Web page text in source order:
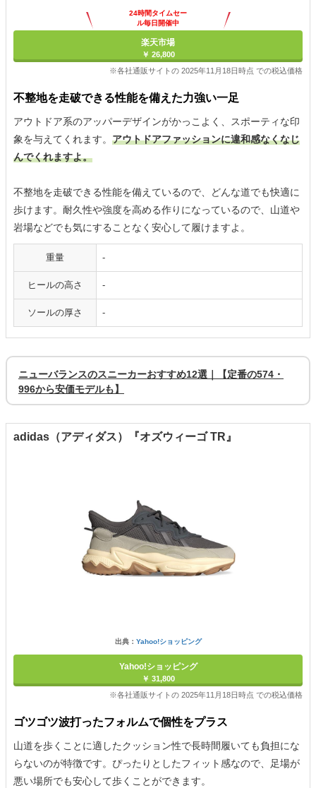
24時間タイムセー
ル毎日開催中
楽天市場
￥ 26,800
※各社通販サイトの 2025年11月18日時点 での税込価格
不整地を走破できる性能を備えた力強い一足
アウトドア系のアッパーデザインがかっこよく、スポーティな印
象を与えてくれます。 アウトドアファッションに違和感なくなじ
んでくれますよ。
不整地を走破できる性能を備えているので、どんな道でも快適に
歩けます。耐久性や強度を高める作りになっているので、山道や
岩場などでも気にすることなく安心して履けますよ。
重量 -
ヒールの高さ -
ソールの厚さ -
ニューバランスのスニーカーおすすめ12選｜【定番の574・
996から安価モデルも】
adidas（アディダス）『オズウィーゴ TR』
出典： Yahoo!ショッピング
Yahoo!ショッピング
￥ 31,800
※各社通販サイトの 2025年11月18日時点 での税込価格
ゴツゴツ波打ったフォルムで個性をプラス
山道を歩くことに適したクッション性で長時間履いても負担にな
らないのが特徴です。ぴったりとしたフィット感なので、足場が
悪い場所でも安心して歩くことができます。